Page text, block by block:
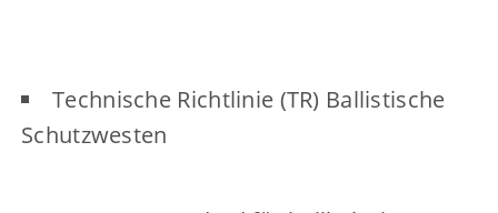
Technische Richtlinie (TR) Ballistische
Schutzwesten